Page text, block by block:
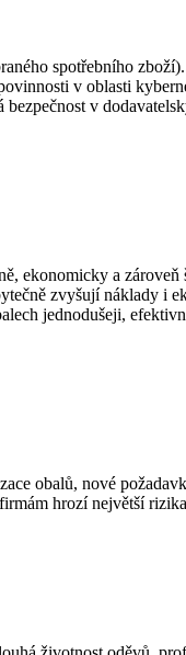
spotřebního
v oblasti
v
ekonomicky a zároveň
zvyšují náklady i
jednodušeji,
obalů, nové
hrozí největší